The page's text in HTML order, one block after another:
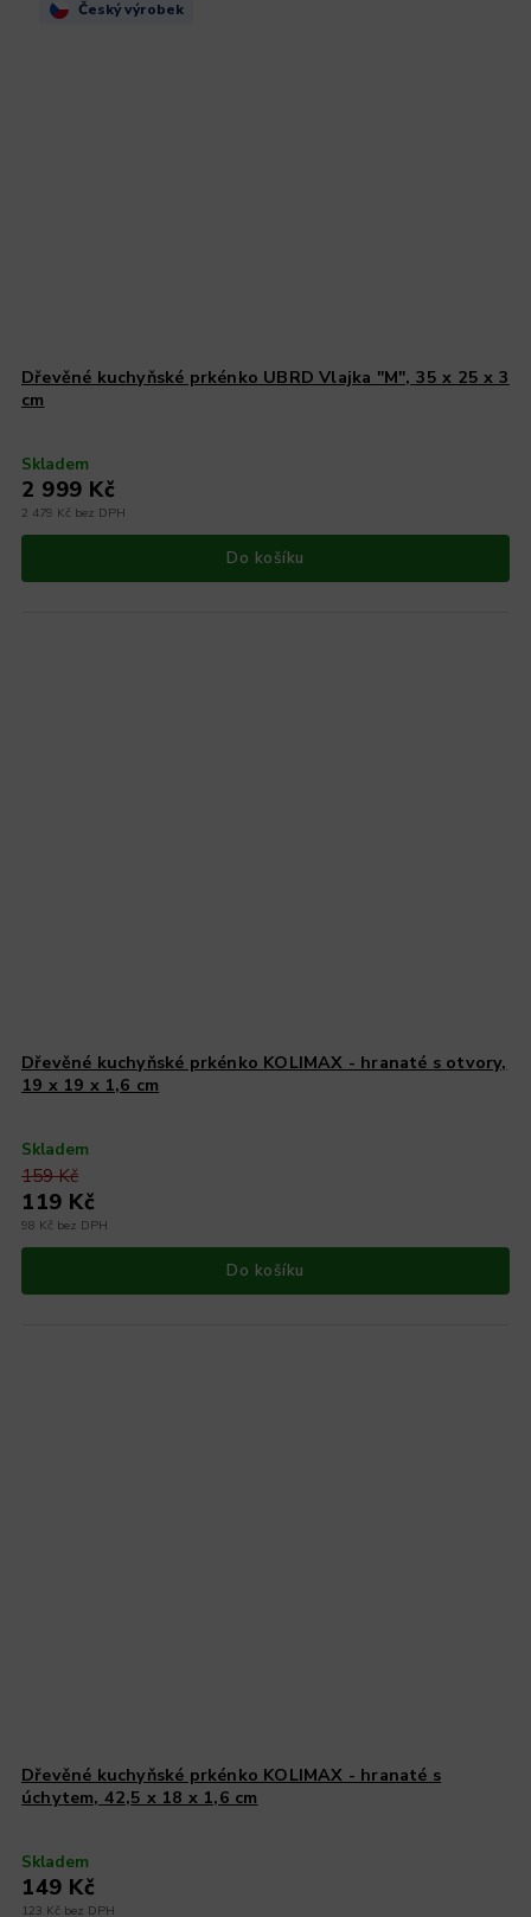
Český výrobek
Dřevěné kuchyňské prkénko UBRD Vlajka "M", 35 x 25 x 3
cm
Skladem
2 479 Kč bez DPH
2 999 Kč
Do košíku
Dřevěné kuchyňské prkénko KOLIMAX - hranaté s otvory,
19 x 19 x 1,6 cm
Skladem
98 Kč bez DPH
159 Kč
119 Kč
Do košíku
Dřevěné kuchyňské prkénko KOLIMAX - hranaté s
úchytem, 42,5 x 18 x 1,6 cm
Skladem
123 Kč bez DPH
149 Kč